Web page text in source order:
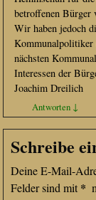
betroffenen Bürger
Wir haben jedoch
Kommunalpolitiker
nächsten
Interessen der
Joachim Dreilich
Antworten ↓
Schreibe
Deine E-Mail-
Felder sind mit *